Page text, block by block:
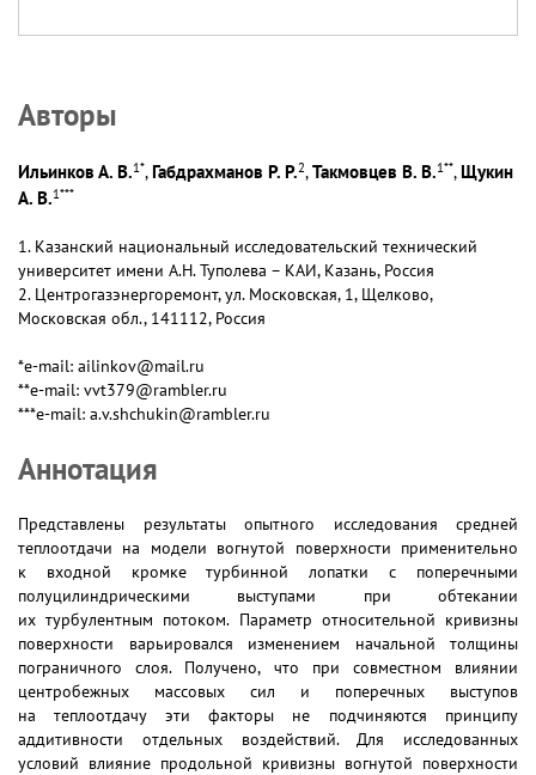
Авторы
Ильинков А. В.1*,Габдрахманов Р. Р.2,Такмовцев В. В.1**,Щукин
А. В.1***
1. Казанский национальный исследовательский технический
университет имени А.Н. Туполева – КАИ, Казань, Россия
2. Центрогазэнергоремонт, ул. Московская, 1, Щелково,
Московская обл., 141112, Россия
*e-mail: ailinkov@mail.ru
**e-mail: vvt379@rambler.ru
***e-mail: a.v.shchukin@rambler.ru
Аннотация
Представлены результаты опытного исследования средней
теплоотдачи на модели вогнутой поверхности применительно
к входной кромке турбинной лопатки с поперечными
полуцилиндрическими выступами при обтекании
их турбулентным потоком. Параметр относительной кривизны
поверхности варьировался изменением начальной толщины
пограничного слоя. Получено, что при совместном влиянии
центробежных массовых сил и поперечных выступов
на теплоотдачу эти факторы не подчиняются принципу
аддитивности отдельных воздействий. Для исследованных
условий влияние продольной кривизны вогнутой поверхности